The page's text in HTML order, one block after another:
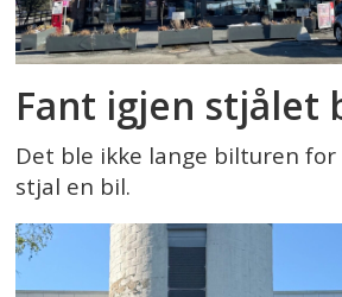
Fant igjen stjålet
Det ble ikke lange bilturen
stjal en bil.